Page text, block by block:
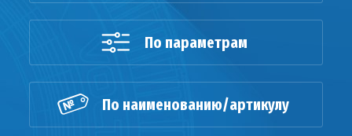
По параметрам
По наименованию/артикулу